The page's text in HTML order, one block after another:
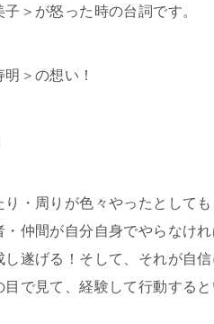
＞が怒った時の台詞です。
＞の想い！
・周りが色々やったとしても
仲間が自分自身でやらなけ
し遂げる！そして、それが自信
で見て、経験して行動すると